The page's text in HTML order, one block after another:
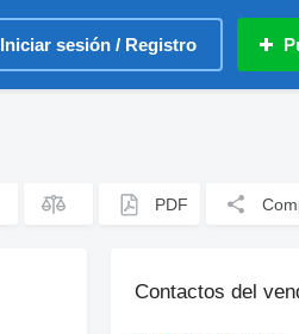
Iniciar sesión / Registro
PDF
Contactos del